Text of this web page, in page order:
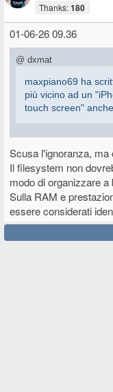
Thanks:180
01-06-26 09.36
@ dxmat
maxpiano69 ha
più vicino ad un
touch screen"
Anche se non penso lo
vendita MacBook, il più
system.
Scusa l'ignoranza, ma
Il filesystem non
modo di organizzare a
Sulla RAM e
essere considerati